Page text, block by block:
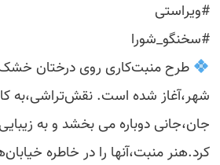
#ویراستی
#سخنگو_شورا
طرح منبت‌کاری روی درختان
شهر،آغاز شده است. نقش‌تراشی،به
جان،جانی دوباره می بخشد و به
کرد.هنر منبت،آنها را در خاطره